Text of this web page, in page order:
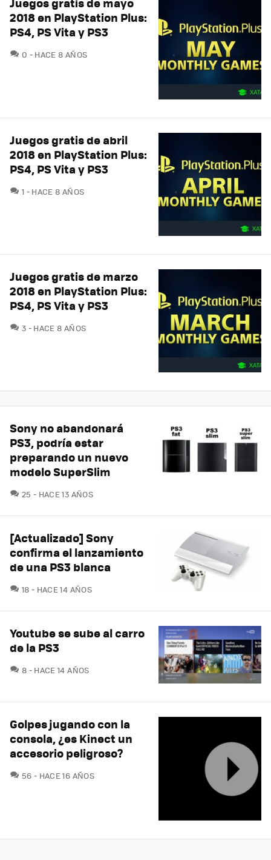
2018 en PlayStation Plus:
PS4, PS Vita y PS3
0 COMENTARIOS
HACE 8 AÑOS
Juegos gratis de abril
2018 en PlayStation Plus:
PS4, PS Vita y PS3
1 COMENTARIOS
HACE 8 AÑOS
Juegos gratis de marzo
2018 en PlayStation Plus:
PS4, PS Vita y PS3
3 COMENTARIOS
HACE 8 AÑOS
Sony no abandonará
PS3, podría estar
preparando un nuevo
modelo SuperSlim
25 COMENTARIOS
HACE 13 AÑOS
[Actualizado] Sony
confirma el lanzamiento
de una PS3 blanca
18 COMENTARIOS
HACE 14 AÑOS
Youtube se sube al carro
de la PS3
8 COMENTARIOS
HACE 14 AÑOS
Golpes jugando con la
consola, ¿es Kinect un
accesorio peligroso?
56 COMENTARIOS
HACE 16 AÑOS